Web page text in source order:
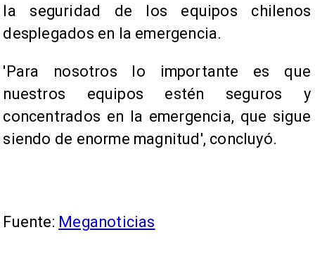
la seguridad de los equipos chilenos
desplegados en la emergencia.
​'Para nosotros lo importante es que
nuestros equipos estén seguros y
concentrados en la emergencia, que sigue
siendo de enorme magnitud', concluyó.
Fuente: Meganoticias